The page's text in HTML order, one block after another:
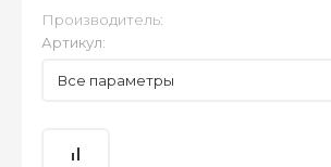
Производитель:
Артикул:
Все параметры